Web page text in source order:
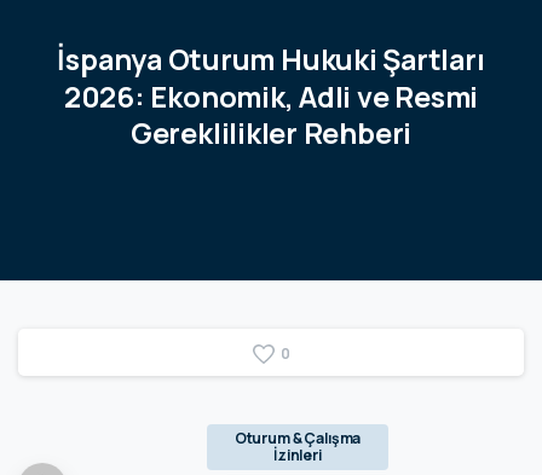
İspanya Oturum Hukuki Şartları
2026: Ekonomik, Adli ve Resmi
Gereklilikler Rehberi
0
Oturum & Çalışma
İzinleri